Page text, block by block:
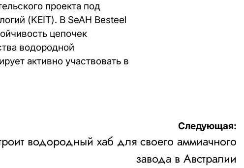
проекта под
(KEIT). В SeAH Besteel
цепочек
водородной
активно участвовать в
Следующая:
водородный хаб для своего аммиачного
завода в Австралии